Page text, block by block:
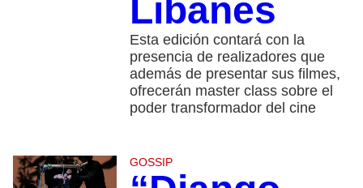
Libanés
Esta edición contará con la
presencia de realizadores que
además de presentar sus filmes,
ofrecerán master class sobre el
poder transformador del cine
GOSSIP